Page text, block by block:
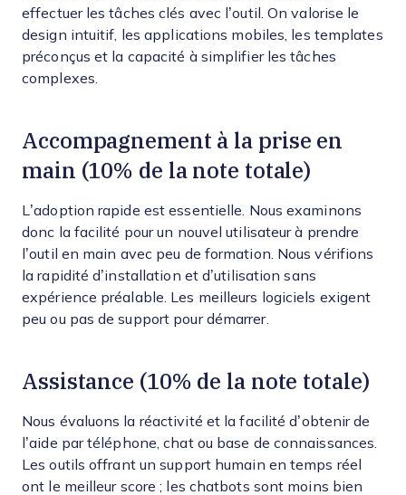
effectuer les tâches clés avec l’outil. On valorise le
design intuitif, les applications mobiles, les templates
préconçus et la capacité à simplifier les tâches
complexes.
Accompagnement à la prise en
main (10% de la note totale)
L’adoption rapide est essentielle. Nous examinons
donc la facilité pour un nouvel utilisateur à prendre
l’outil en main avec peu de formation. Nous vérifions
la rapidité d’installation et d’utilisation sans
expérience préalable. Les meilleurs logiciels exigent
peu ou pas de support pour démarrer.
Assistance (10% de la note totale)
Nous évaluons la réactivité et la facilité d’obtenir de
l’aide par téléphone, chat ou base de connaissances.
Les outils offrant un support humain en temps réel
ont le meilleur score ; les chatbots sont moins bien